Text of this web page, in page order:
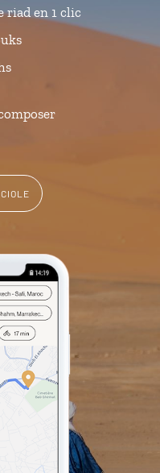
riad en 1 clic